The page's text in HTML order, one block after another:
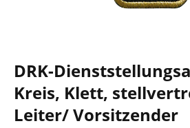
DRK-
Kreis, Klett,
Leiter/ Vorsitzender